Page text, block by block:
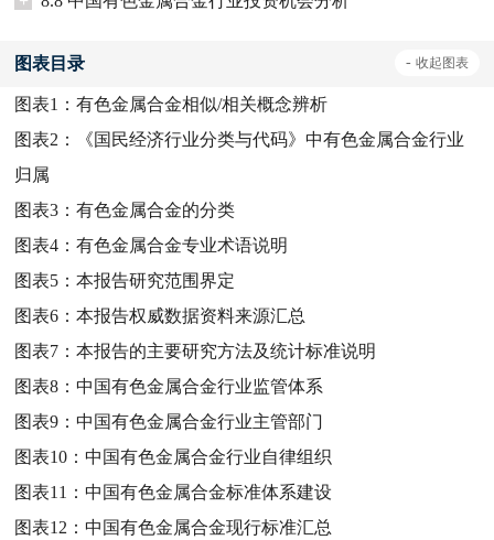
图表目录 - 收起图表
图表1：有色金属合金相似/相关概念辨析
图表2：
《国民经济行业分类与代码》中有色金属合金行业
归属
图表3：有色金属合金的分类
图表4：有色金属合金专业术语说明
图表5：本报告研究范围界定
图表6：本报告权威数据资料来源汇总
图表7：本报告的主要研究方法及统计标准说明
图表8：中国有色金属合金行业监管体系
图表9：中国有色金属合金行业主管部门
图表10：中国有色金属合金行业自律组织
图表11：中国有色金属合金标准体系建设
图表12：中国有色金属合金现行标准汇总